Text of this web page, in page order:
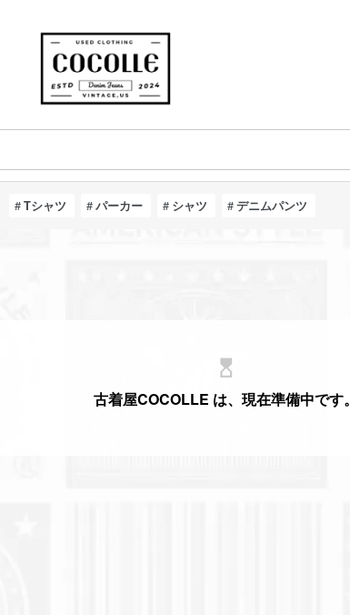
Tシャツ パーカー シャツ デニムパンツ
hourglass_top
古着屋COCOLLE は、現在準備中です。